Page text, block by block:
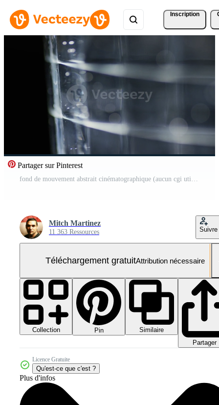
Inscription
Partager sur Pinterest
fond de mouvement abstrait cinématographique (aucun cgi utilisé) 1792 Vidéo Gratuite
Mitch Martinez
11 363 Ressources Suivre
Téléchargement gratuitAttribution nécessaire
Collection Pin
Similaire
Partager
Licence Gratuite
Qu'est-ce que c'est ?
Plus d'infos